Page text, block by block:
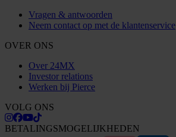
Vragen & antwoorden
Neem contact op met de klantenservice
OVER ONS
Over 24MX
Investor relations
Werken bij Pierce
VOLG ONS
BETALINGSMOGELIJKHEDEN